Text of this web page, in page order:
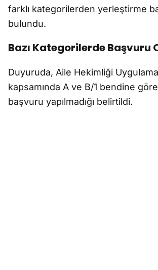
farklı kategorilerden yerleştirme
bulundu.
Bazı Kategorilerde Başvuru
Duyuruda, Aile Hekimliği
kapsamında A ve B/1 bendine
başvuru yapılmadığı belirtildi.